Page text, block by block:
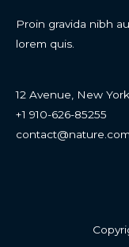
Proin gravida nibh
lorem quis.
12 Avenue, New
+1 910-626-85255
contact@nature.com